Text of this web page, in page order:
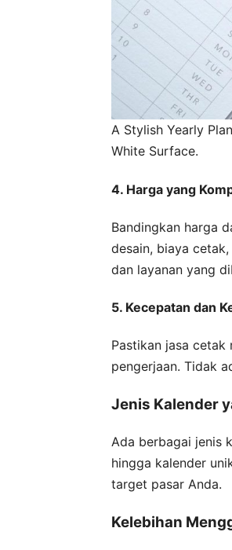
A Stylish Yearly
White Surface.
4. Harga yang
Bandingkan harga
desain, biaya
dan layanan yang
5. Kecepatan dan
Pastikan jasa
pengerjaan. Tidak
Jenis Kalender
Ada berbagai jenis
hingga kalender
target pasar Anda.
Kelebihan